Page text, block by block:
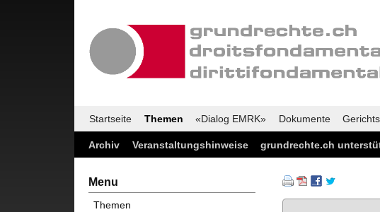
Startseite Themen «Dialog EMRK» Dokumente
Archiv Veranstaltungshinweise grundrechte.ch
Menu
Themen